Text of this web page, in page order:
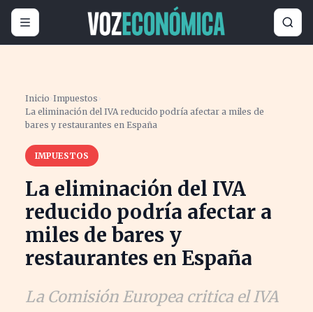
Inicio ›Impuestos ›
La eliminación del IVA reducido podría afectar a miles de
bares y restaurantes en España
IMPUESTOS
La eliminación del IVA
reducido podría afectar a
miles de bares y
restaurantes en España
La Comisión Europea critica el IVA